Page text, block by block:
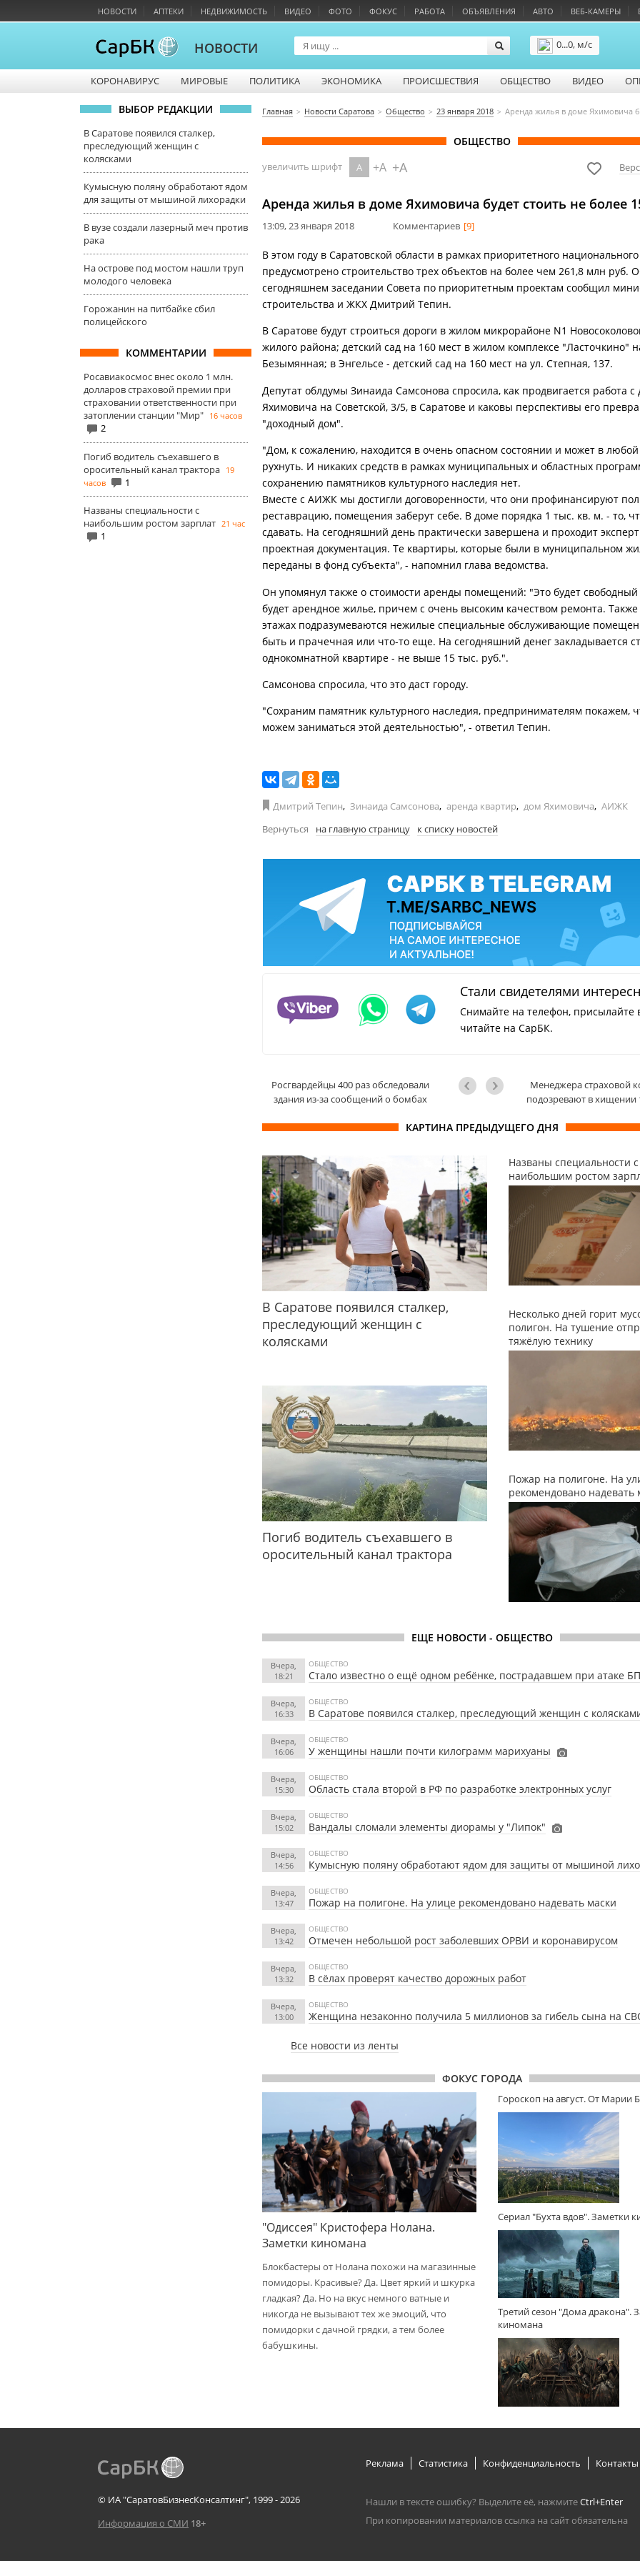
НОВОСТИ АПТЕКИ НЕДВИЖИМОСТЬ ВИДЕО ФОТО ФОКУС РАБОТА ОБЪЯВЛЕНИЯ АВТО ВЕБ-КАМЕРЫ
НОВОСТИ
0...0, м/с
КОРОНАВИРУС МИРОВЫЕ ПОЛИТИКА ЭКОНОМИКА ПРОИСШЕСТВИЯ ОБЩЕСТВО ВИДЕО
ВЫБОР РЕДАКЦИИ
В Саратове появился сталкер,
преследующий женщин с
колясками
Кумысную поляну обработают ядом
для защиты от мышиной лихорадки
В вузе создали лазерный меч против
рака
На острове под мостом нашли труп
молодого человека
Горожанин на питбайке сбил
полицейского
КОММЕНТАРИИ
Росавиакосмос внес около 1 млн.
долларов страховой премии при
страховании ответственности при
затоплении станции "Мир" 16 часов
2
Погиб водитель съехавшего в
оросительный канал трактора 19
часов
1
Названы специальности с
наибольшим ростом зарплат 21 час
1
Главная Новости Саратова Общество 23 января 2018 Аренда жилья в доме Яхимовича
ОБЩЕСТВО
увеличить шрифт A +A +A
Аренда жилья в доме Яхимовича будет стоить не более
13:09, 23 января 2018 Комментариев [9]
В этом году в Саратовской области в рамках приоритетного
предусмотрено строительство трех объектов на более чем 261,8 млн руб.
сегодняшнем заседании Совета по приоритетным проектам сообщил
строительства и ЖКХ Дмитрий Тепин.
В Саратове будут строиться дороги в жилом микрорайоне N1
жилого района; детский сад на 160 мест в жилом комплексе "Ласточкино"
Безымянная; в Энгельсе - детский сад на 160 мест на ул. Степная, 137.
Депутат облдумы Зинаида Самсонова спросила, как продвигается работа с
Яхимовича на Советской, 3/5, в Саратове и каковы перспективы его
"доходный дом".
"Дом, к сожалению, находится в очень опасном состоянии и может в
рухнуть. И никаких средств в рамках муниципальных и областных
сохранению памятников культурного наследия нет.
Вместе с АИЖК мы достигли договоренности, что они профинансируют
реставрацию, помещения заберут себе. В доме порядка 1 тыс. кв. м. - то,
сдавать. На сегодняшний день практически завершена и проходит
проектная документация. Те квартиры, которые были в муниципальном
переданы в фонд субъекта", - напомнил глава ведомства.
Он упомянул также о стоимости аренды помещений: "Это будет
будет арендное жилье, причем с очень высоким качеством ремонта.
этажах подразумеваются нежилые специальные обслуживающие
быть и прачечная или что-то еще. На сегодняшний денег закладывается
однокомнатной квартире - не выше 15 тыс. руб.".
Самсонова спросила, что это даст городу.
"Сохраним памятник культурного наследия, предпринимателям покажем,
можем заниматься этой деятельностью", - ответил Тепин.
Дмитрий Тепин, Зинаида Самсонова, аренда квартир, дом Яхимовича, АИЖК
Вернуться
на главную страницу к списку новостей
Стали свидетелями
Снимайте на телефон, присылайте
читайте на СарБК.
Росгвардейцы 400 раз обследовали
здания из-за сообщений о бомбах
Менеджера страховой
подозревают в хищении
КАРТИНА ПРЕДЫДУЩЕГО ДНЯ
В Саратове появился сталкер,
преследующий женщин с
колясками
Погиб водитель съехавшего в
оросительный канал трактора
Названы специальности с
наибольшим ростом
Несколько дней горит
полигон. На тушение
тяжёлую технику
Пожар на полигоне. На
рекомендовано надевать
ЕЩЕ НОВОСТИ - ОБЩЕСТВО
Вчера,
18:21
ОБЩЕСТВО
Стало известно о ещё одном ребёнке, пострадавшем при атаке
Вчера,
16:33
ОБЩЕСТВО
В Саратове появился сталкер, преследующий женщин с
Вчера,
16:06
ОБЩЕСТВО
У женщины нашли почти килограмм марихуаны
Вчера,
15:30
ОБЩЕСТВО
Область стала второй в РФ по разработке электронных услуг
Вчера,
15:02
ОБЩЕСТВО
Вандалы сломали элементы диорамы у "Липок"
Вчера,
14:56
ОБЩЕСТВО
Кумысную поляну обработают ядом для защиты от мышиной
Вчера,
13:47
ОБЩЕСТВО
Пожар на полигоне. На улице рекомендовано надевать маски
Вчера,
13:42
ОБЩЕСТВО
Отмечен небольшой рост заболевших ОРВИ и коронавирусом
Вчера,
13:32
ОБЩЕСТВО
В сёлах проверят качество дорожных работ
Вчера,
13:00
ОБЩЕСТВО
Женщина незаконно получила 5 миллионов за гибель сына на
Все новости из ленты
ФОКУС ГОРОДА
"Одиссея" Кристофера Нолана.
Заметки киномана
Блокбастеры от Нолана похожи на магазинные
помидоры. Красивые? Да. Цвет яркий и шкурка
гладкая? Да. Но на вкус немного ватные и
никогда не вызывают тех же эмоций, что
помидорки с дачной грядки, а тем более
бабушкины.
Гороскоп на август. От Марии
Сериал "Бухта вдов". Заметки
Третий сезон "Дома дракона".
киномана
© ИА "СаратовБизнесКонсалтинг", 1999 - 2026
Информация о СМИ 18+
Реклама Статистика Конфиденциальность Контакты
Нашли в тексте ошибку? Выделите её, нажмитеCtrl+Enter
При копировании материалов ссылка на сайт обязательна